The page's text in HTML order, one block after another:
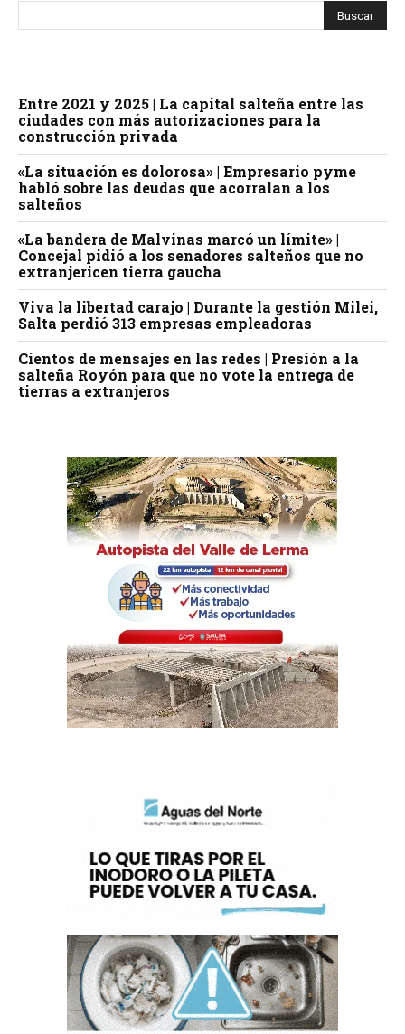
Entre 2021 y 2025 | La capital salteña entre las
ciudades con más autorizaciones para la
construcción privada
«La situación es dolorosa» | Empresario pyme
habló sobre las deudas que acorralan a los
salteños
«La bandera de Malvinas marcó un límite» |
Concejal pidió a los senadores salteños que no
extranjericen tierra gaucha
Viva la libertad carajo | Durante la gestión Milei,
Salta perdió 313 empresas empleadoras
Cientos de mensajes en las redes | Presión a la
salteña Royón para que no vote la entrega de
tierras a extranjeros